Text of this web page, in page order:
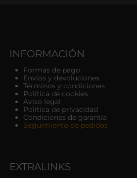
INFORMACIÓN
Formas de pago
Envíos y devoluciones
Términos y condiciones
Política de cookies
Aviso legal
Política de privacidad
Condiciones de garantía
Seguimiento de pedidos
EXTRALINKS